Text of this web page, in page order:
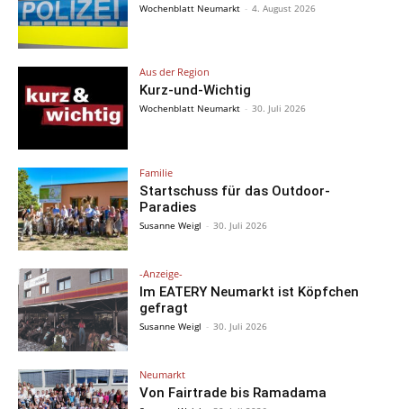
Wochenblatt Neumarkt - 4. August 2026
Aus der Region
Kurz-und-Wichtig
Wochenblatt Neumarkt - 30. Juli 2026
Familie
Startschuss für das Outdoor-
Paradies
Susanne Weigl - 30. Juli 2026
-Anzeige-
Im EATERY Neumarkt ist Köpfchen
gefragt
Susanne Weigl - 30. Juli 2026
Neumarkt
Von Fairtrade bis Ramadama